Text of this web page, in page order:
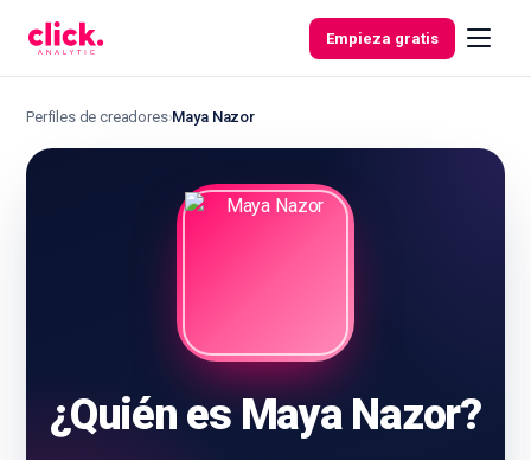
Empieza gratis
Funcionalidades
Perfiles de creadores›Maya Nazor
¿Quién es Maya Nazor?